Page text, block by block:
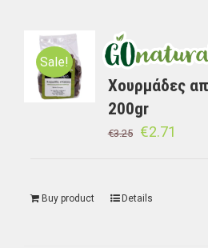
Sale!
Χουρμάδες
200gr
€3.25 €2.71
Buy product Details